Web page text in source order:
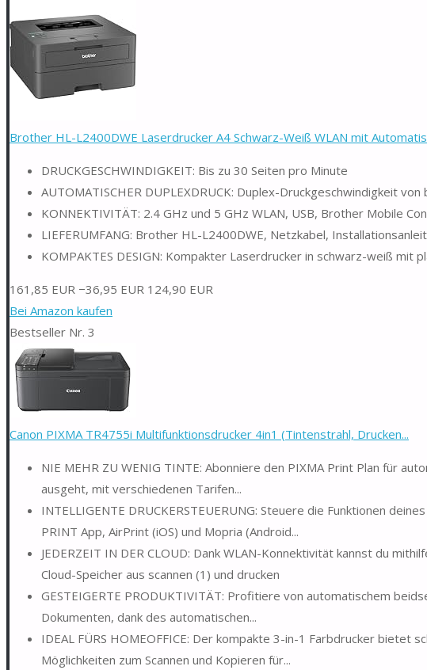
Brother HL-L2400DWE Laserdrucker A4 Schwarz-Weiß WLAN mit
DRUCKGESCHWINDIGKEIT: Bis zu 30 Seiten pro Minute
AUTOMATISCHER DUPLEXDRUCK: Duplex-Druckgeschwindigkeit
KONNEKTIVITÄT: 2.4 GHz und 5 GHz WLAN, USB, Brother Mobile
LIEFERUMFANG: Brother HL-L2400DWE, Netzkabel,
KOMPAKTES DESIGN: Kompakter Laserdrucker in schwarz-weiß
161,85 EUR −36,95 EUR 124,90 EUR
Bei Amazon kaufen
Bestseller Nr. 3
Canon PIXMA TR4755i Multifunktionsdrucker 4in1 (Tintenstrahl, Drucken...
NIE MEHR ZU WENIG TINTE: Abonniere den PIXMA Print Plan für
ausgeht, mit verschiedenen Tarifen...
INTELLIGENTE DRUCKERSTEUERUNG: Steuere die Funktionen
PRINT App, AirPrint (iOS) und Mopria (Android...
JEDERZEIT IN DER CLOUD: Dank WLAN-Konnektivität kannst du
Cloud-Speicher aus scannen (1) und drucken
GESTEIGERTE PRODUKTIVITÄT: Profitiere von automatischem
Dokumenten, dank des automatischen...
IDEAL FÜRS HOMEOFFICE: Der kompakte 3-in-1 Farbdrucker bietet
Möglichkeiten zum Scannen und Kopieren für...